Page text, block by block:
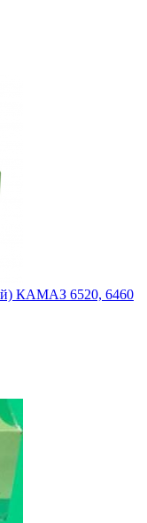
КАМАЗ 6520, 6460